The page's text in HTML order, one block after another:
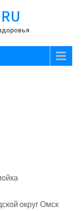
округ Омск